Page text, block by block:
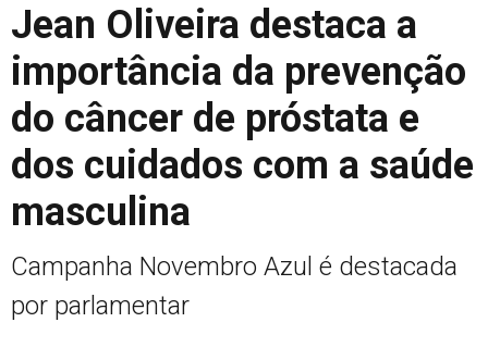
Jean Oliveira destaca a
importância da prevenção
do câncer de próstata e
dos cuidados com a saúde
masculina
Campanha Novembro Azul é destacada
por parlamentar